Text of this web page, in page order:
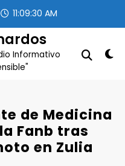
11:09:31 AM
Informativo
de Medicina
Fanb tras
en Zulia